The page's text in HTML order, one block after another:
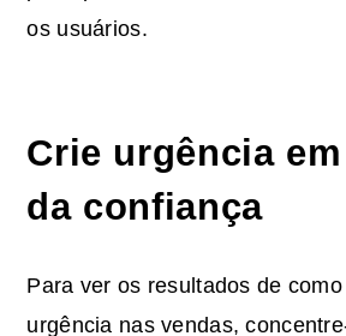
os usuários.
Crie urgência
da confiança
Para ver os resultados de
urgência nas vendas,